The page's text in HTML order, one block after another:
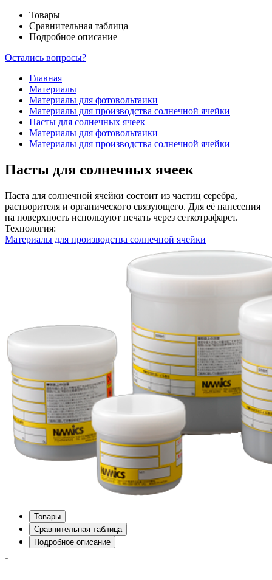
Товары
Сравнительная таблица
Подробное описание
Остались вопросы?
Главная
Материалы
Материалы для фотовольтаики
Материалы для производства солнечной ячейки
Пасты для солнечных ячеек
Материалы для фотовольтаики
Материалы для производства солнечной ячейки
Пасты для солнечных ячеек
Паста для солнечной ячейки состоит из частиц серебра,
растворителя и органического связующего. Для её нанесения
на поверхность используют печать через сеткотрафарет.
Технология:
Материалы для производства солнечной ячейки
Товары
Сравнительная таблица
Подробное описание